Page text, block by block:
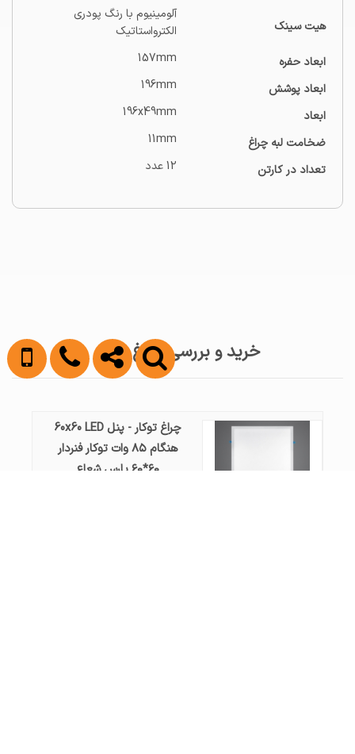
هیت سینک
آلومینیوم با رنگ پودری
الکترواستاتیک
ابعاد حفره
157mm
ابعاد پوشش
196mm
ابعاد
196x49mm
ضخامت لبه چراغ
11mm
تعداد در کارتن
12 عدد
خرید و بررسی چراغ توکار
چراغ توکار - پنل 60x60 LED
هنگام ۸۵ وات توکار فنردار
۶۰*۶۰ پارس شعاع